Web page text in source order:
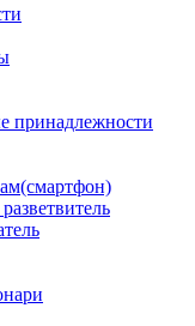
принадлежности